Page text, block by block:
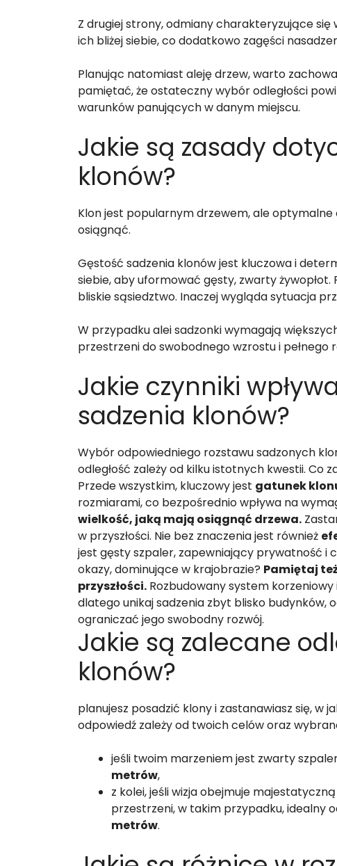
Z drugiej strony, odmiany charakteryzujące
ich bliżej siebie, co dodatkowo zagęści
Planując natomiast aleję drzew, warto
pamiętać, że ostateczny wybór odległości
warunków panujących w danym miejscu.
Jakie są zasady
klonów?
Klon jest popularnym drzewem, ale
osiągnąć.
Gęstość sadzenia klonów jest kluczowa i
siebie, aby uformować gęsty, zwarty
bliskie sąsiedztwo. Inaczej wygląda sytuacja
W przypadku alei sadzonki wymagają
przestrzeni do swobodnego wzrostu i pełnego
Jakie czynniki
sadzenia klonów?
Wybór odpowiedniego rozstawu sadzonych
odległość zależy od kilku istotnych kwestii. Co
Przede wszystkim, kluczowy jest gatunek
rozmiarami, co bezpośrednio wpływa na
wielkość, jaką mają osiągnąć drzewa.
w przyszłości. Nie bez znaczenia jest również
jest gęsty szpaler, zapewniający prywatność i
okazy, dominujące w krajobrazie? Pamiętaj
przyszłości. Rozbudowany system
dlatego unikaj sadzenia zbyt blisko budynków,
ograniczać jego swobodny rozwój.
Jakie są zalecane
klonów?
planujesz posadzić klony i zastanawiasz się, w
odpowiedź zależy od twoich celów oraz
jeśli twoim marzeniem jest zwarty
metrów,
z kolei, jeśli wizja obejmuje
przestrzeni, w takim przypadku, idealny
metrów.